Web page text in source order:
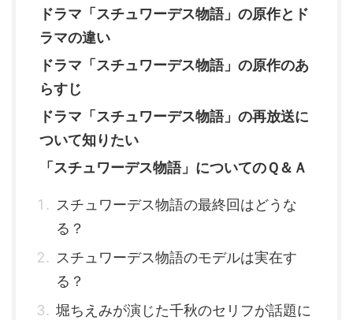
ドラマ「スチュワーデス物語」の原作とド
ラマの違い
ドラマ「スチュワーデス物語」の原作のあ
らすじ
ドラマ「スチュワーデス物語」の再放送に
ついて知りたい
「スチュワーデス物語」についてのＱ＆Ａ
スチュワーデス物語の最終回はどうな
る？
スチュワーデス物語のモデルは実在す
る？
堀ちえみが演じた千秋のセリフが話題に